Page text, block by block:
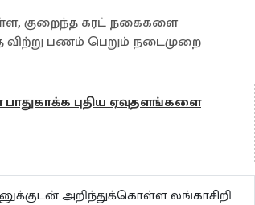
குறைந்த கரட் நகைகளை
பணம் பெறும் நடைமுறை
புதிய ஏவுதளங்களை
அறிந்துக்கொள்ள லங்காசிறி